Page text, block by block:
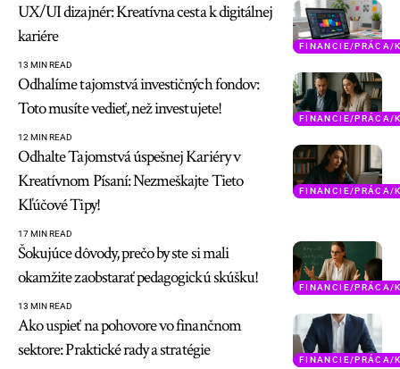
FINANCIE/PRÁCA/
UX/UI dizajnér: Kreatívna cesta k digitálnej
kariére
13 MIN READ
FINANCIE/PRÁCA/
Odhalíme tajomstvá investičných fondov:
Toto musíte vedieť, než investujete!
12 MIN READ
FINANCIE/PRÁCA/
Odhalte Tajomstvá úspešnej Kariéry v
Kreatívnom Písaní: Nezmeškajte Tieto
Kľúčové Tipy!
17 MIN READ
FINANCIE/PRÁCA/
Šokujúce dôvody, prečo by ste si mali
okamžite zaobstarať pedagogickú skúšku!
13 MIN READ
FINANCIE/PRÁCA/
Ako uspieť na pohovore vo finančnom
sektore: Praktické rady a stratégie